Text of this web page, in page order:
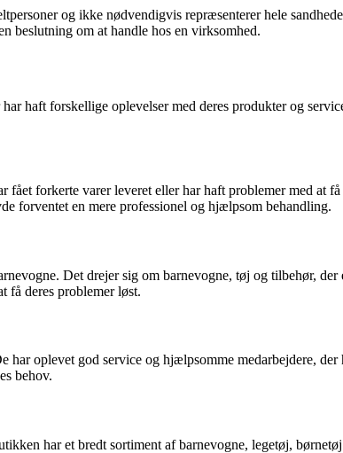
og ikke nødvendigvis repræsenterer hele
beslutning om at handle hos en virksomhed.
haft forskellige oplevelser med deres produkter og
forkerte varer leveret eller har haft problemer med at
forventet en mere professionel og hjælpsom behandling.
Det drejer sig om barnevogne, tøj og tilbehør,
deres problemer løst.
oplevet god service og hjælpsomme medarbejdere,
behov.
har et bredt sortiment af barnevogne, legetøj,